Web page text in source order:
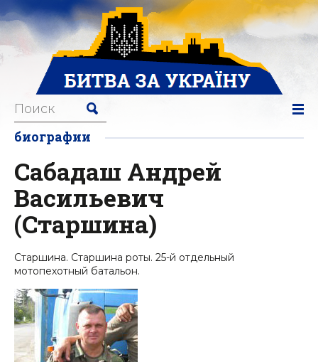
биографии
Сабадаш Андрей
Васильевич
(Старшина)
Старшина. Старшина роты. 25-й отдельный
мотопехотный батальон.